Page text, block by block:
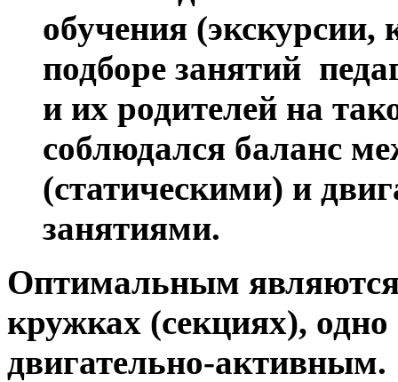
обучения
подборе занятий
и их родителей на
соблюдался баланс
(статическими) и
занятиями.
Оптимальным являются
кружках (секциях),
двигательно-активным.